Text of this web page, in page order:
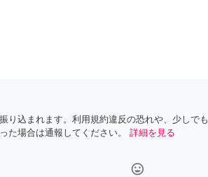
り込まれます。利用規約違反の恐れや、少しでも
た場合は通報してください。
詳細を見る
tag_faces